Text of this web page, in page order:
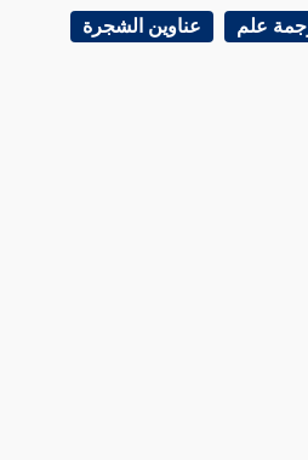
علم عناوين الشجرة